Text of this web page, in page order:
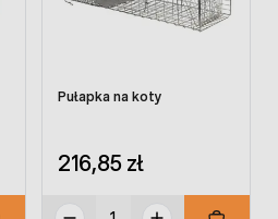
Pułapka na koty
216,85 zł